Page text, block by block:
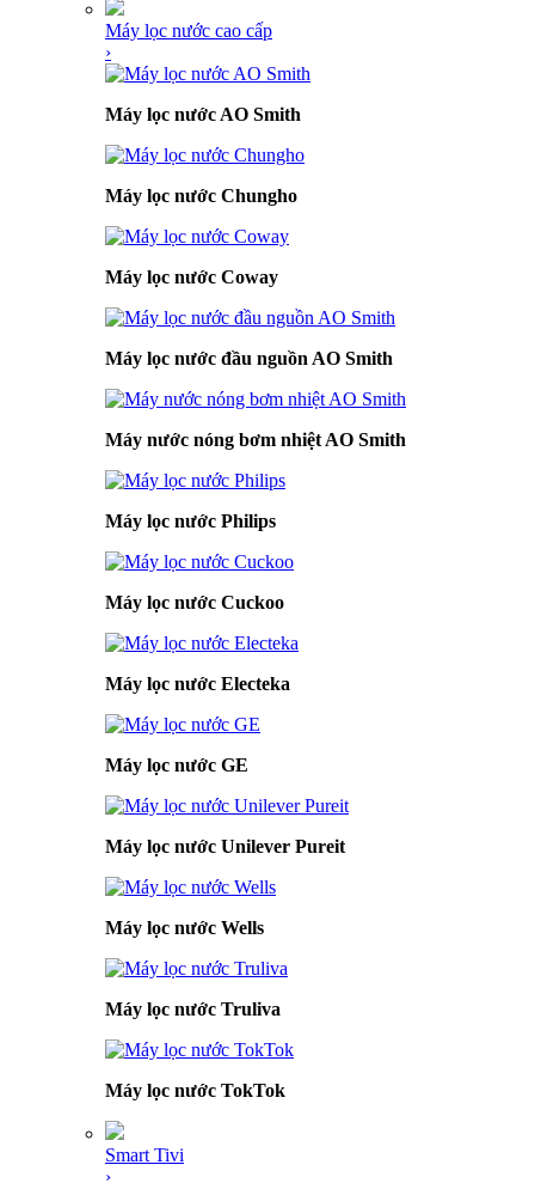
Máy lọc nước cao cấp
›
Máy lọc nước AO Smith
Máy lọc nước Chungho
Máy lọc nước Coway
Máy lọc nước đầu nguồn AO Smith
Máy nước nóng bơm nhiệt AO Smith
Máy lọc nước Philips
Máy lọc nước Cuckoo
Máy lọc nước Electeka
Máy lọc nước GE
Máy lọc nước Unilever Pureit
Máy lọc nước Wells
Máy lọc nước Truliva
Máy lọc nước TokTok
Smart Tivi
›